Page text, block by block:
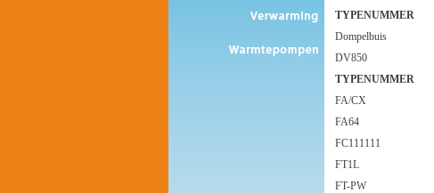
TYPENUMMER
Dompelbuis
DV850
TYPENUMMER
FA/CX
FA64
FC111111
FT1L
FT-PW